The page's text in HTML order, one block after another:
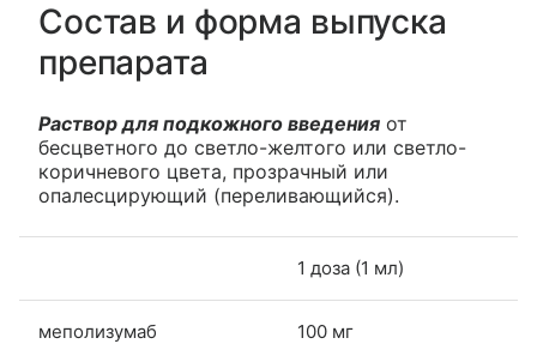
Состав и форма выпуска
препарата
Раствор для подкожного введения от
бесцветного до светло-желтого или светло-
коричневого цвета, прозрачный или
опалесцирующий (переливающийся).
1 доза (1 мл)
меполизумаб 100 мг